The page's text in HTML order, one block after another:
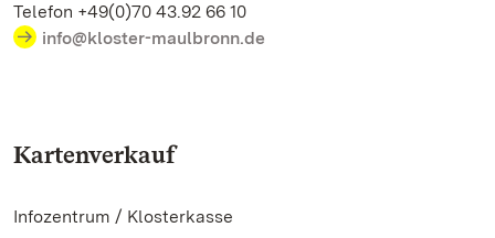
Telefon +49(0)70 43.92 66 10
info@kloster-maulbronn.de
Kartenverkauf
Infozentrum / Klosterkasse